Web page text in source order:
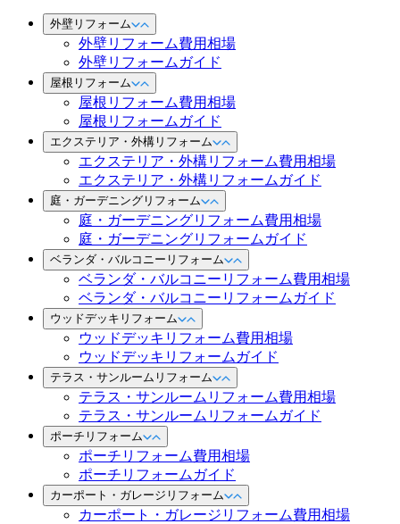
外壁リフォーム
外壁リフォーム費用相場
外壁リフォームガイド
屋根リフォーム
屋根リフォーム費用相場
屋根リフォームガイド
エクステリア・外構リフォーム
エクステリア・外構リフォーム費用相場
エクステリア・外構リフォームガイド
庭・ガーデニングリフォーム
庭・ガーデニングリフォーム費用相場
庭・ガーデニングリフォームガイド
ベランダ・バルコニーリフォーム
ベランダ・バルコニーリフォーム費用相場
ベランダ・バルコニーリフォームガイド
ウッドデッキリフォーム
ウッドデッキリフォーム費用相場
ウッドデッキリフォームガイド
テラス・サンルームリフォーム
テラス・サンルームリフォーム費用相場
テラス・サンルームリフォームガイド
ポーチリフォーム
ポーチリフォーム費用相場
ポーチリフォームガイド
カーポート・ガレージリフォーム
カーポート・ガレージリフォーム費用相場